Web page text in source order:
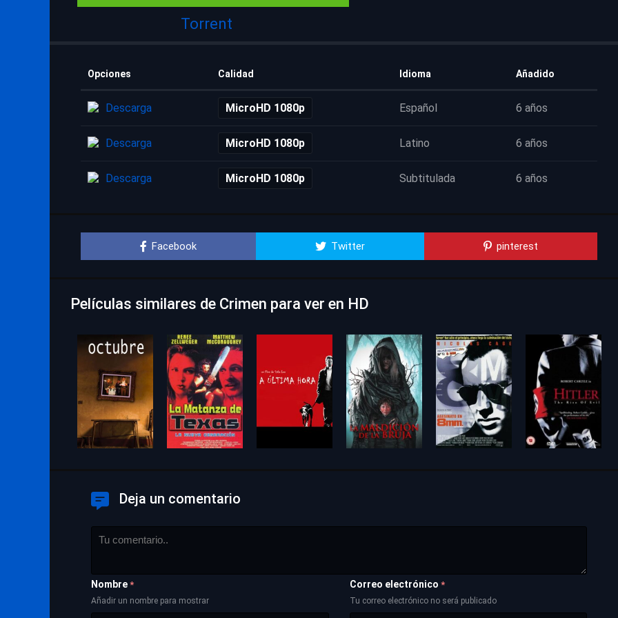
Torrent
Opciones Calidad Idioma Añadido
Descarga MicroHD 1080p Español 6 años
Descarga MicroHD 1080p Latino 6 años
Descarga MicroHD 1080p Subtitulada 6 años
Facebook Twitter pinterest
Películas similares de Crimen para ver en HD
Deja un comentario
Nombre *
Añadir un nombre para mostrar
Correo electrónico *
Tu correo electrónico no será publicado